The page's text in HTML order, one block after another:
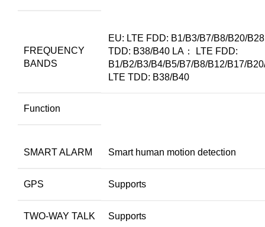
FREQUENCY
BANDS
EU: LTE FDD: B1/B3/B7/B8/B20/
TDD: B38/B40 LA： LTE FDD:
B1/B2/B3/B4/B5/B7/B8/B12/B17/
LTE TDD: B38/B40
Function
SMART ALARM Smart human motion detection
GPS Supports
TWO-WAY TALK Supports